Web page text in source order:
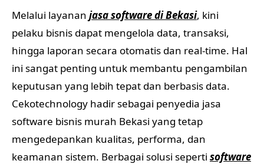
Melalui layanan jasa software di Bekasi, kini
pelaku bisnis dapat mengelola data, transaksi,
hingga laporan secara otomatis dan real-time. Hal
ini sangat penting untuk membantu pengambilan
keputusan yang lebih tepat dan berbasis data.
Cekotechnology hadir sebagai penyedia jasa
software bisnis murah Bekasi yang tetap
mengedepankan kualitas, performa, dan
keamanan sistem. Berbagai solusi seperti software